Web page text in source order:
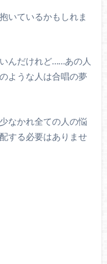
いているかもしれま
んだけれど……あの人
ような人は合唱の夢
なかれ全ての人の悩
する必要はありませ